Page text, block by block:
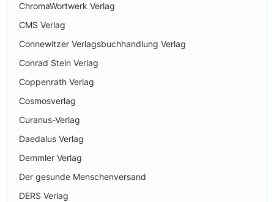
ChromaWortwerk Verlag
CMS Verlag
Connewitzer Verlagsbuchhandlung Verlag
Conrad Stein Verlag
Coppenrath Verlag
Cosmosverlag
Curanus-Verlag
Daedalus Verlag
Demmler Verlag
Der gesunde Menschenversand
DERS Verlag